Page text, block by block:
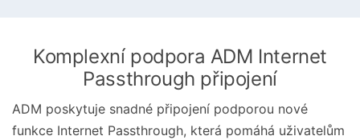
Komplexní podpora ADM Internet
Passthrough připojení
ADM poskytuje snadné připojení podporou nové
funkce Internet Passthrough, která pomáhá uživatelům